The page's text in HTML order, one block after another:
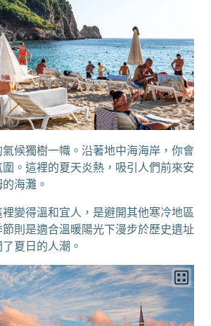
候獨樹一幟。沿著地中海海岸，你會
。這裡的夏天炎熱，吸引人們前來安
海灘。
變得溫和宜人，是避開其他寒冷地區
則是適合溫暖陽光下漫步於歷史遺址
夏日的人潮。